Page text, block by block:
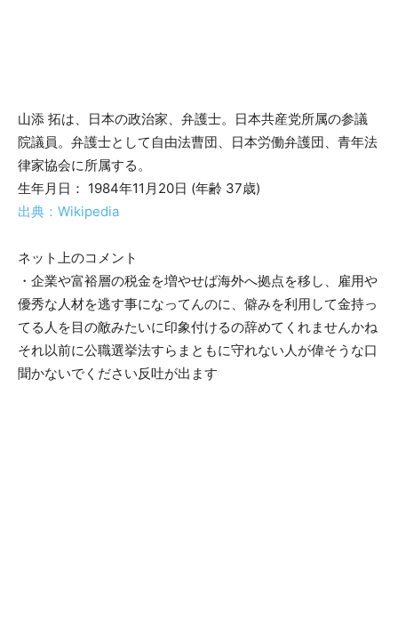
山添 拓は、日本の政治家、弁護士。日本共産党所属の参議
院議員。弁護士として自由法曹団、日本労働弁護団、青年法
律家協会に所属する。
生年月日： 1984年11月20日 (年齢 37歳)
出典：Wikipedia
ネット上のコメント
・企業や富裕層の税金を増やせば海外へ拠点を移し、雇用や
優秀な人材を逃す事になってんのに、僻みを利用して金持っ
てる人を目の敵みたいに印象付けるの辞めてくれませんかね
それ以前に公職選挙法すらまともに守れない人が偉そうな口
聞かないでください反吐が出ます